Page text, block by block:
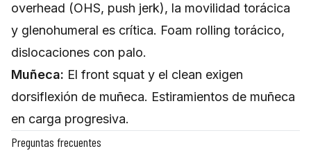
overhead (OHS, push jerk), la movilidad torácica
y glenohumeral es crítica. Foam rolling torácico,
dislocaciones con palo.
Muñeca: El front squat y el clean exigen
dorsiflexión de muñeca. Estiramientos de muñeca
en carga progresiva.
Preguntas frecuentes